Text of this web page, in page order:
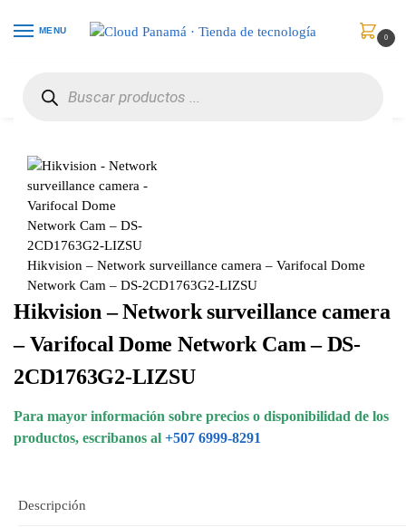
MENU
0
Hikvision – Network surveillance camera – Varifocal Dome
Network Cam – DS-2CD1763G2-LIZSU
Hikvision – Network surveillance camera
– Varifocal Dome Network Cam – DS-
2CD1763G2-LIZSU
Para mayor información sobre precios o disponibilidad de los
productos, escribanos al +507 6999-8291
Descripción